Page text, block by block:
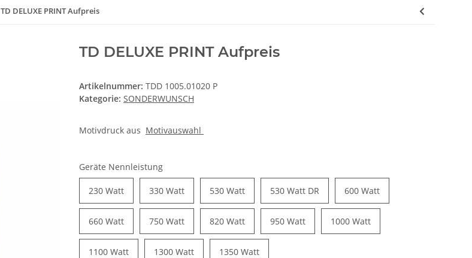
TD DELUXE PRINT Aufpreis
TD DELUXE PRINT Aufpreis
Artikelnummer: TDD 1005.01020 P
Kategorie: SONDERWUNSCH
Motivdruck aus Motivauswahl
Geräte Nennleistung
230 Watt 330 Watt 530 Watt 530 Watt DR 600 Watt
660 Watt 750 Watt 820 Watt 950 Watt 1000 Watt
1100 Watt 1300 Watt 1350 Watt